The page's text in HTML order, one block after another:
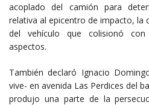
acoplado del camión para
relativa al epicentro de impacto, la
del vehículo que colisionó
aspectos.
También declaró Ignacio
vive- en avenida Las Perdices del
produjo una parte de la